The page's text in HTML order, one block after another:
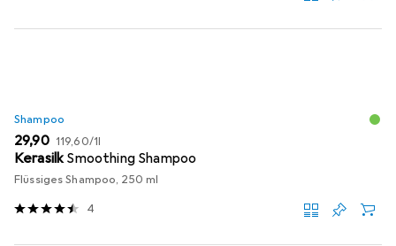
Shampoo
EUR
29,90 EUR
119,60/1l
KerasilkSmoothing Shampoo
Flüssiges Shampoo, 250 ml
4